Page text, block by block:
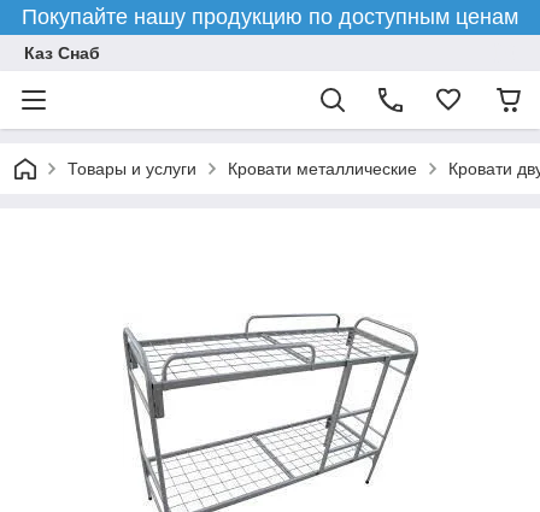
Покупайте нашу продукцию по доступным ценам
Каз Снаб
Товары и услуги Кровати металлические Кровати